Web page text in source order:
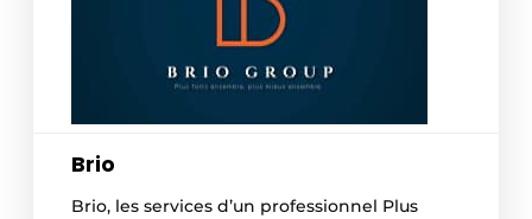
Brio
Brio, les services d’un professionnel Plus